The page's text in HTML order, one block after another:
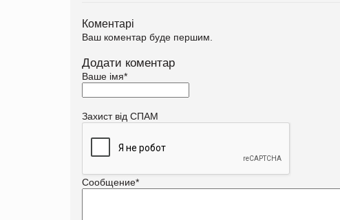
Коментарі
Ваш коментар буде першим.
Додати коментар
Ваше імя*
Захист від СПАМ
Сообщение*